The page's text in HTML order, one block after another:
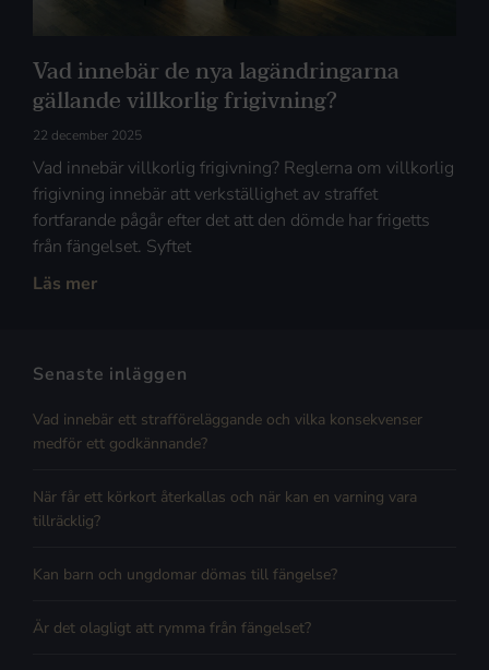
Vad innebär de nya lagändringarna
gällande villkorlig frigivning?
22 december 2025
Vad innebär villkorlig frigivning? Reglerna om villkorlig
frigivning innebär att verkställighet av straffet
fortfarande pågår efter det att den dömde har frigetts
från fängelset. Syftet
Läs mer
Senaste inläggen
Vad innebär ett strafföreläggande och vilka konsekvenser
medför ett godkännande?
När får ett körkort återkallas och när kan en varning vara
tillräcklig?
Kan barn och ungdomar dömas till fängelse?
Är det olagligt att rymma från fängelset?